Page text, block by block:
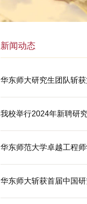
新闻动态
华东师大研究生团队斩
我校举行2024年新聘研
华东师范大学卓越工程
华东师大斩获首届中国